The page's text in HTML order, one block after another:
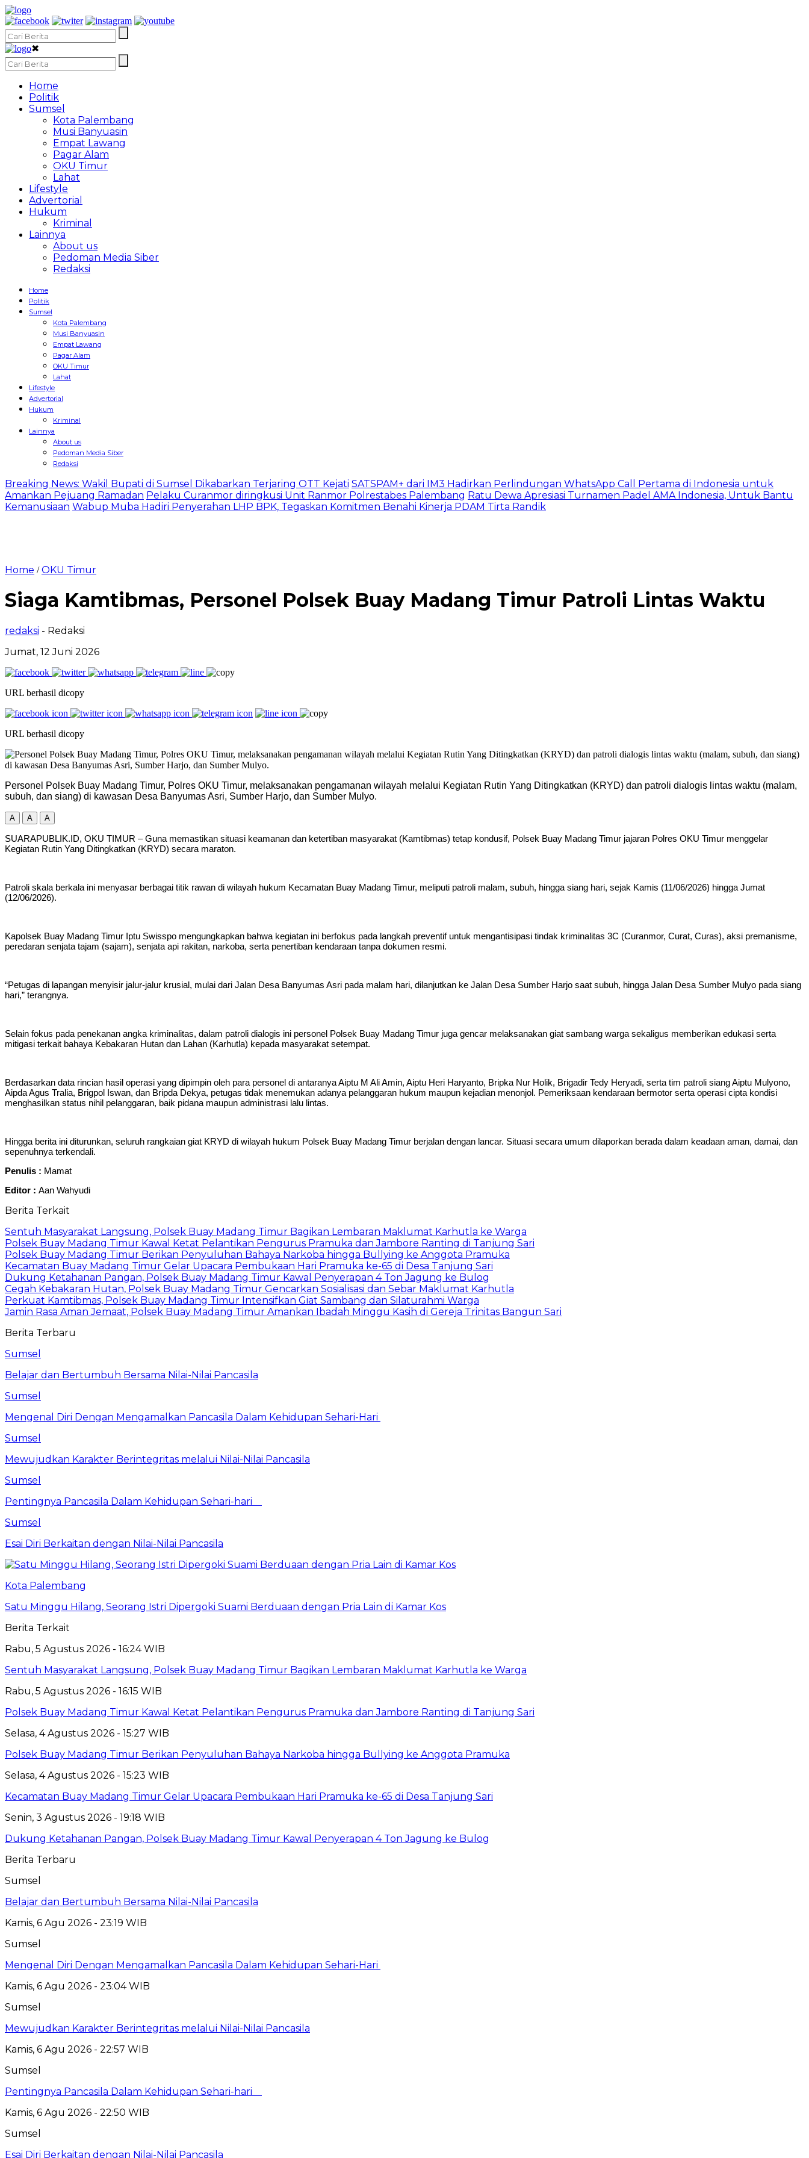
✖
Home
Politik
Sumsel
Kota Palembang
Musi Banyuasin
Empat Lawang
Pagar Alam
OKU Timur
Lahat
Lifestyle
Advertorial
Hukum
Kriminal
Lainnya
About us
Pedoman Media Siber
Redaksi
Home
Politik
Sumsel
Kota Palembang
Musi Banyuasin
Empat Lawang
Pagar Alam
OKU Timur
Lahat
Lifestyle
Advertorial
Hukum
Kriminal
Lainnya
About us
Pedoman Media Siber
Redaksi
Breaking News: Wakil Bupati di Sumsel Dikabarkan Terjaring OTT Kejati SATSPAM+ dari IM3 Hadirkan Perlindungan WhatsApp Call Pertama di Indonesia untuk
Amankan Pejuang Ramadan Pelaku Curanmor diringkusi Unit Ranmor Polrestabes Palembang Ratu Dewa Apresiasi Turnamen Padel AMA Indonesia, Untuk Bantu
Kemanusiaan Wabup Muba Hadiri Penyerahan LHP BPK, Tegaskan Komitmen Benahi Kinerja PDAM Tirta Randik
Home /OKU Timur
Siaga Kamtibmas, Personel Polsek Buay Madang Timur Patroli Lintas Waktu
redaksi - Redaksi
Jumat, 12 Juni 2026
URL berhasil dicopy
URL berhasil dicopy
Personel Polsek Buay Madang Timur, Polres OKU Timur, melaksanakan pengamanan wilayah melalui Kegiatan Rutin Yang Ditingkatkan (KRYD) dan patroli dialogis lintas waktu (malam,
subuh, dan siang) di kawasan Desa Banyumas Asri, Sumber Harjo, dan Sumber Mulyo.
A A A
SUARAPUBLIK.ID, OKU TIMUR – Guna memastikan situasi keamanan dan ketertiban masyarakat (Kamtibmas) tetap kondusif, Polsek Buay Madang Timur jajaran Polres OKU Timur menggelar
Kegiatan Rutin Yang Ditingkatkan (KRYD) secara maraton.
Patroli skala berkala ini menyasar berbagai titik rawan di wilayah hukum Kecamatan Buay Madang Timur, meliputi patroli malam, subuh, hingga siang hari, sejak Kamis (11/06/2026) hingga Jumat
(12/06/2026).
Kapolsek Buay Madang Timur Iptu Swisspo mengungkapkan bahwa kegiatan ini berfokus pada langkah preventif untuk mengantisipasi tindak kriminalitas 3C (Curanmor, Curat, Curas), aksi premanisme,
peredaran senjata tajam (sajam), senjata api rakitan, narkoba, serta penertiban kendaraan tanpa dokumen resmi.
“Petugas di lapangan menyisir jalur-jalur krusial, mulai dari Jalan Desa Banyumas Asri pada malam hari, dilanjutkan ke Jalan Desa Sumber Harjo saat subuh, hingga Jalan Desa Sumber Mulyo pada siang
hari,” terangnya.
Selain fokus pada penekanan angka kriminalitas, dalam patroli dialogis ini personel Polsek Buay Madang Timur juga gencar melaksanakan giat sambang warga sekaligus memberikan edukasi serta
mitigasi terkait bahaya Kebakaran Hutan dan Lahan (Karhutla) kepada masyarakat setempat.
Berdasarkan data rincian hasil operasi yang dipimpin oleh para personel di antaranya Aiptu M Ali Amin, Aiptu Heri Haryanto, Bripka Nur Holik, Brigadir Tedy Heryadi, serta tim patroli siang Aiptu Mulyono,
Aipda Agus Tralia, Brigpol Iswan, dan Bripda Dekya, petugas tidak menemukan adanya pelanggaran hukum maupun kejadian menonjol. Pemeriksaan kendaraan bermotor serta operasi cipta kondisi
menghasilkan status nihil pelanggaran, baik pidana maupun administrasi lalu lintas.
Hingga berita ini diturunkan, seluruh rangkaian giat KRYD di wilayah hukum Polsek Buay Madang Timur berjalan dengan lancar. Situasi secara umum dilaporkan berada dalam keadaan aman, damai, dan
sepenuhnya terkendali.
Penulis : Mamat
Editor : Aan Wahyudi
Berita Terkait
Sentuh Masyarakat Langsung, Polsek Buay Madang Timur Bagikan Lembaran Maklumat Karhutla ke Warga
Polsek Buay Madang Timur Kawal Ketat Pelantikan Pengurus Pramuka dan Jambore Ranting di Tanjung Sari
Polsek Buay Madang Timur Berikan Penyuluhan Bahaya Narkoba hingga Bullying ke Anggota Pramuka
Kecamatan Buay Madang Timur Gelar Upacara Pembukaan Hari Pramuka ke-65 di Desa Tanjung Sari
Dukung Ketahanan Pangan, Polsek Buay Madang Timur Kawal Penyerapan 4 Ton Jagung ke Bulog
Cegah Kebakaran Hutan, Polsek Buay Madang Timur Gencarkan Sosialisasi dan Sebar Maklumat Karhutla
Perkuat Kamtibmas, Polsek Buay Madang Timur Intensifkan Giat Sambang dan Silaturahmi Warga
Jamin Rasa Aman Jemaat, Polsek Buay Madang Timur Amankan Ibadah Minggu Kasih di Gereja Trinitas Bangun Sari
Berita Terbaru
Sumsel
Belajar dan Bertumbuh Bersama Nilai-Nilai Pancasila
Sumsel
Mengenal Diri Dengan Mengamalkan Pancasila Dalam Kehidupan Sehari-Hari
Sumsel
Mewujudkan Karakter Berintegritas melalui Nilai-Nilai Pancasila
Sumsel
Pentingnya Pancasila Dalam Kehidupan Sehari-hari
Sumsel
Esai Diri Berkaitan dengan Nilai-Nilai Pancasila
Kota Palembang
Satu Minggu Hilang, Seorang Istri Dipergoki Suami Berduaan dengan Pria Lain di Kamar Kos
Berita Terkait
Rabu, 5 Agustus 2026 - 16:24 WIB
Sentuh Masyarakat Langsung, Polsek Buay Madang Timur Bagikan Lembaran Maklumat Karhutla ke Warga
Rabu, 5 Agustus 2026 - 16:15 WIB
Polsek Buay Madang Timur Kawal Ketat Pelantikan Pengurus Pramuka dan Jambore Ranting di Tanjung Sari
Selasa, 4 Agustus 2026 - 15:27 WIB
Polsek Buay Madang Timur Berikan Penyuluhan Bahaya Narkoba hingga Bullying ke Anggota Pramuka
Selasa, 4 Agustus 2026 - 15:23 WIB
Kecamatan Buay Madang Timur Gelar Upacara Pembukaan Hari Pramuka ke-65 di Desa Tanjung Sari
Senin, 3 Agustus 2026 - 19:18 WIB
Dukung Ketahanan Pangan, Polsek Buay Madang Timur Kawal Penyerapan 4 Ton Jagung ke Bulog
Berita Terbaru
Sumsel
Belajar dan Bertumbuh Bersama Nilai-Nilai Pancasila
Kamis, 6 Agu 2026 - 23:19 WIB
Sumsel
Mengenal Diri Dengan Mengamalkan Pancasila Dalam Kehidupan Sehari-Hari
Kamis, 6 Agu 2026 - 23:04 WIB
Sumsel
Mewujudkan Karakter Berintegritas melalui Nilai-Nilai Pancasila
Kamis, 6 Agu 2026 - 22:57 WIB
Sumsel
Pentingnya Pancasila Dalam Kehidupan Sehari-hari
Kamis, 6 Agu 2026 - 22:50 WIB
Sumsel
Esai Diri Berkaitan dengan Nilai-Nilai Pancasila